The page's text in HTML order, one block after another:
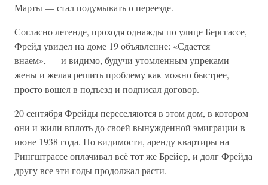
Марты — стал подумывать о переезде.
Согласно легенде, проходя однажды по улице Берггассе,
Фрейд увидел на доме 19 объявление: «Сдается
внаем», — и видимо, будучи утомленным упреками
жены и желая решить проблему как можно быстрее,
просто вошел в подъезд и подписал договор.
20 сентября Фрейды переселяются в этом дом, в котором
они и жили вплоть до своей вынужденной эмиграции в
июне 1938 года. По видимости, аренду квартиры на
Рингштрассе оплачивал всё тот же Брейер, и долг Фрейда
другу все эти годы продолжал расти.